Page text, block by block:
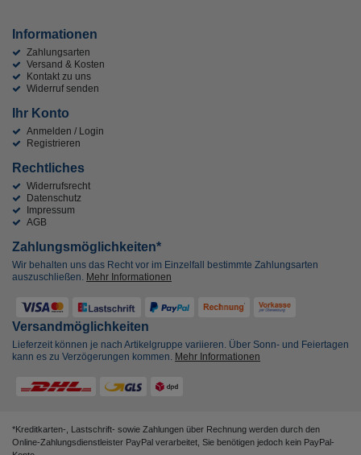
Informationen
Zahlungsarten
Versand & Kosten
Kontakt zu uns
Widerruf senden
Ihr Konto
Anmelden / Login
Registrieren
Rechtliches
Widerrufsrecht
Datenschutz
Impressum
AGB
Zahlungsmöglichkeiten*
Wir behalten uns das Recht vor im Einzelfall bestimmte Zahlungsarten
auszuschließen. Mehr Informationen
Versandmöglichkeiten
Lieferzeit können je nach Artikelgruppe variieren. Über Sonn- und Feiertagen
kann es zu Verzögerungen kommen. Mehr Informationen
*Kreditkarten-, Lastschrift- sowie Zahlungen über Rechnung werden durch den
Online-Zahlungsdienstleister PayPal verarbeitet, Sie benötigen jedoch kein PayPal-